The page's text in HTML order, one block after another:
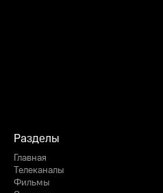
Разделы
Главная
Телеканалы
Фильмы